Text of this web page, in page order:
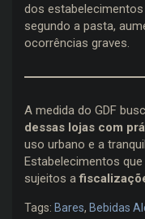
dos
segundo a pasta,
ocorrências graves.
A medida do GDF
dessas lojas com
uso urbano e a
Estabelecimentos
sujeitos a
Tags: Bares, Bebidas